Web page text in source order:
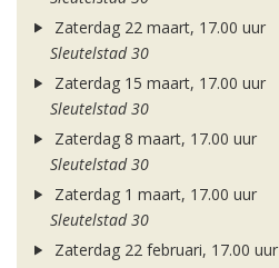
Zaterdag 22 maart, 17.00 uur
Sleutelstad 30
Zaterdag 15 maart, 17.00 uur
Sleutelstad 30
Zaterdag 8 maart, 17.00 uur
Sleutelstad 30
Zaterdag 1 maart, 17.00 uur
Sleutelstad 30
Zaterdag 22 februari, 17.00 uur